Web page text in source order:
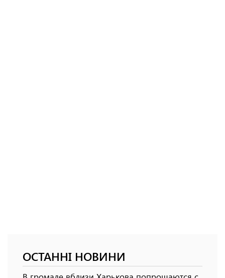
ОСТАННІ НОВИНИ